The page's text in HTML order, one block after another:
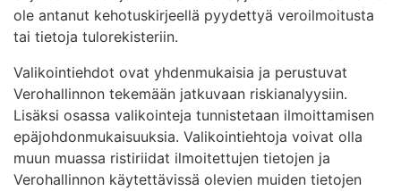
ole antanut kehotuskirjeellä pyydettyä veroilmoitusta
tai tietoja tulorekisteriin.
Valikointiehdot ovat yhdenmukaisia ja perustuvat
Verohallinnon tekemään jatkuvaan riskianalyysiin.
Lisäksi osassa valikointeja tunnistetaan ilmoittamisen
epäjohdonmukaisuuksia. Valikointiehtoja voivat olla
muun muassa ristiriidat ilmoitettujen tietojen ja
Verohallinnon käytettävissä olevien muiden tietojen